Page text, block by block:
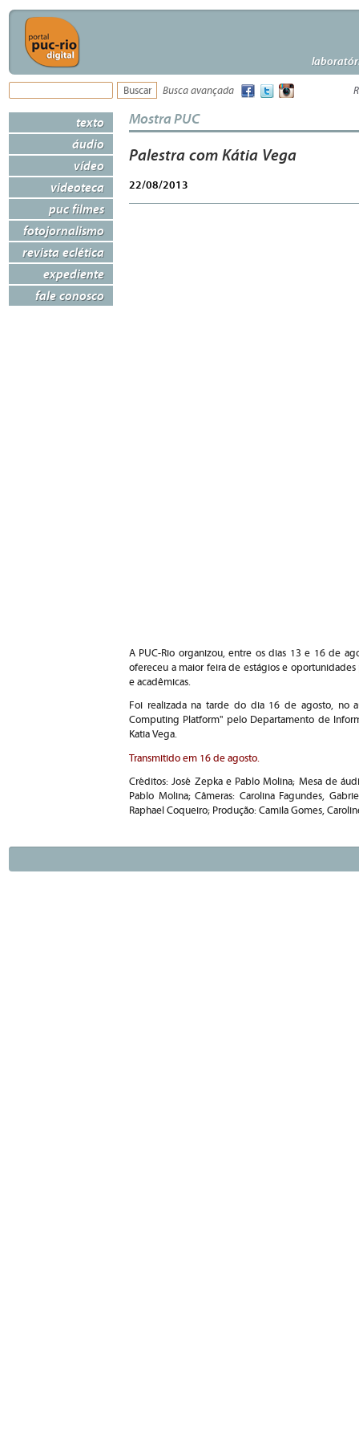
Busca avançada
texto
áudio
vídeo
videoteca
puc filmes
fotojornalismo
revista eclética
expediente
fale conosco
Mostra PUC
Palestra com Kátia Vega
22/08/2013
A PUC-Rio organizou, entre os dias 13 e 16 de
ofereceu a maior feira de estágios e
e acadêmicas.
Foi realizada na tarde do dia 16 de agosto, no
Computing Platform" pelo Departamento de
Katia Vega.
Transmitido em 16 de agosto.
Créditos: José Zepka e Pablo Molina; Mesa de
Pablo Molina; Câmeras: Carolina Fagundes,
Raphael Coqueiro; Produção: Camila Gomes,